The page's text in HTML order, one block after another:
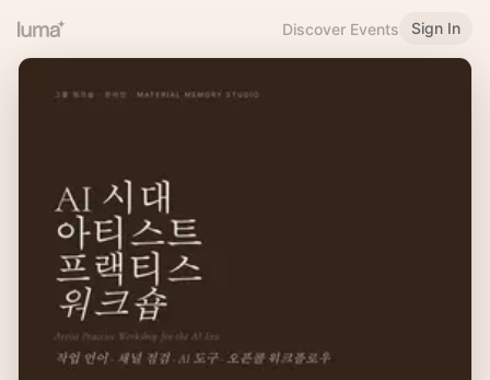
Discover Events Sign In